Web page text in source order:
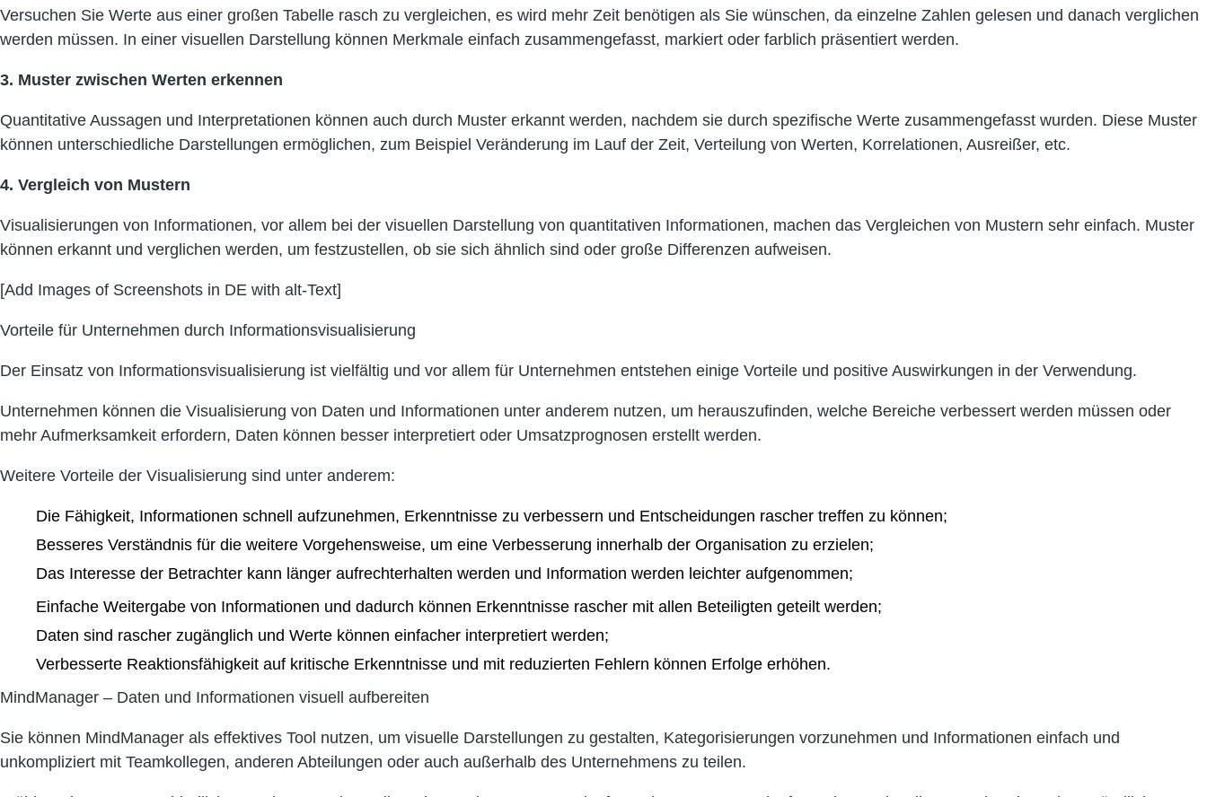
Versuchen Sie Werte aus einer großen Tabelle rasch zu vergleichen, es wird mehr Zeit benötigen als Sie wünschen, da einzelne Zahlen gelesen und danach verglichen
werden müssen. In einer visuellen Darstellung können Merkmale einfach zusammengefasst, markiert oder farblich präsentiert werden.
3. Muster zwischen Werten erkennen
Quantitative Aussagen und Interpretationen können auch durch Muster erkannt werden, nachdem sie durch spezifische Werte zusammengefasst wurden. Diese Muster
können unterschiedliche Darstellungen ermöglichen, zum Beispiel Veränderung im Lauf der Zeit, Verteilung von Werten, Korrelationen, Ausreißer, etc.
4. Vergleich von Mustern
Visualisierungen von Informationen, vor allem bei der visuellen Darstellung von quantitativen Informationen, machen das Vergleichen von Mustern sehr einfach. Muster
können erkannt und verglichen werden, um festzustellen, ob sie sich ähnlich sind oder große Differenzen aufweisen.
[Add Images of Screenshots in DE with alt-Text]
Vorteile für Unternehmen durch Informationsvisualisierung
Der Einsatz von Informationsvisualisierung ist vielfältig und vor allem für Unternehmen entstehen einige Vorteile und positive Auswirkungen in der Verwendung.
Unternehmen können die Visualisierung von Daten und Informationen unter anderem nutzen, um herauszufinden, welche Bereiche verbessert werden müssen oder
mehr Aufmerksamkeit erfordern, Daten können besser interpretiert oder Umsatzprognosen erstellt werden.
Weitere Vorteile der Visualisierung sind unter anderem:
Die Fähigkeit, Informationen schnell aufzunehmen, Erkenntnisse zu verbessern und Entscheidungen rascher treffen zu können;
Besseres Verständnis für die weitere Vorgehensweise, um eine Verbesserung innerhalb der Organisation zu erzielen;
Das Interesse der Betrachter kann länger aufrechterhalten werden und Information werden leichter aufgenommen;
Einfache Weitergabe von Informationen und dadurch können Erkenntnisse rascher mit allen Beteiligten geteilt werden;
Daten sind rascher zugänglich und Werte können einfacher interpretiert werden;
Verbesserte Reaktionsfähigkeit auf kritische Erkenntnisse und mit reduzierten Fehlern können Erfolge erhöhen.
MindManager – Daten und Informationen visuell aufbereiten
Sie können MindManager als effektives Tool nutzen, um visuelle Darstellungen zu gestalten, Kategorisierungen vorzunehmen und Informationen einfach und
unkompliziert mit Teamkollegen, anderen Abteilungen oder auch außerhalb des Unternehmens zu teilen.